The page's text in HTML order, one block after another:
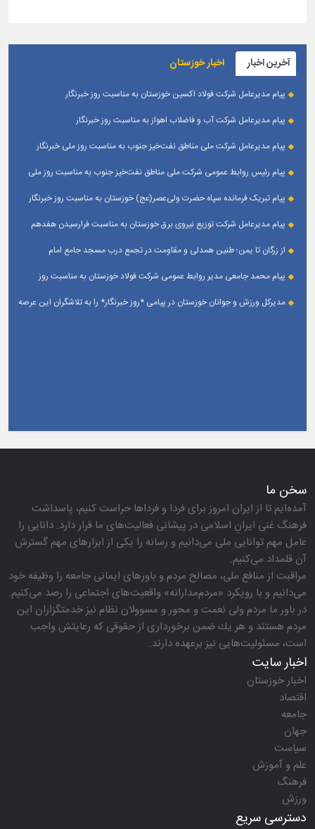
آخرین اخبار اخبار خوزستان
پیام مدیرعامل شرکت فولاد اکسین خوزستان به مناسبت روز خبرنگار
پیام مدیرعامل شرکت آب و فاضلاب اهواز به مناسبت روز خبرنگار
پیام مدیرعامل شركت ملی مناطق نفت‌خیز جنوب به مناسبت روز ملی خبرنگار
پیام رئیس روابط عمومی شركت ملی مناطق نفت‌خیز جنوب به مناسبت روز ملی
پیام تبریک فرمانده سپاه حضرت ولی‌عصر(عج) خوزستان به مناسبت روز خبرنگار
پیام مدیرعامل شرکت توزیع نیروی برق خوزستان به مناسبت فرارسیدن هفدهم
از زرگان تا یمن؛ طنین همدلی و مقاومت در تجمع درب مسجد جامع امام
پیام محمد جامعی مدیر روابط عمومی شرکت فولاد خوزستان به مناسبت روز
مدیرکل ورزش و جوانان خوزستان در پیامی *روز خبرنگار* را به تلاشگران این عرصه
سخن ما
آمده‌ایم تا از ایران امروز برای فردا و فرداها حراست كنیم، پاسداشت
فرهنگ غنی ایرانِ اسلامی در پیشانی فعالیت‌های ما قرار دارد. دانایی را
عامل مهم توانایی ملی می‌دانیم و رسانه را یكی از ابزارهای مهم گسترش
آن قلمداد می‌كنیم.
مراقبت از منافع ملی، مصالح مردم و باورهای ایمانی جامعه را وظیفه خود
می‌دانیم و با رویكرد «مردم‌مدارانه‌» واقعیت‌های اجتماعی را رصد می‌كنیم.
در باور ما مردم ولی نعمت و محور و مسوولان نظام نیز خدمتگزاران این
مردم هستند و هر یك ضمن برخورداری از حقوقی كه رعایتش واجب
است، مسئولیت‌هایی نیز برعهده دارند.
اخبار سایت
اخبار خوزستان
اقتصاد
جامعه
جهان
سیاست
علم و آموزش
فرهنگ
ورزش
دسترسی سریع